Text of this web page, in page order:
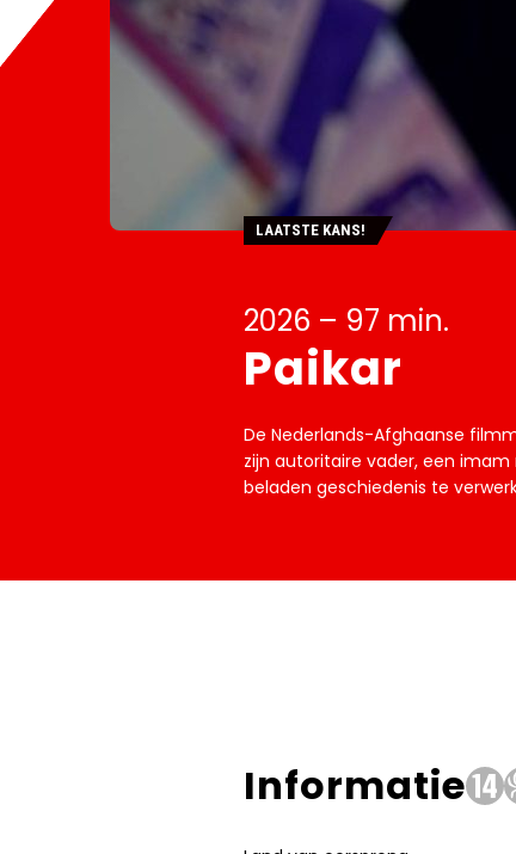
2026 – 97 min.
Paikar
LAATSTE KANS!
De Nederlands-Afghaanse
zijn autoritaire vader, een
beladen geschiedenis te
Informatie